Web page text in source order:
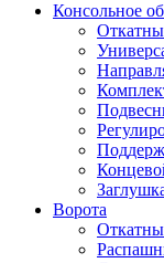
Консольное
Ворота